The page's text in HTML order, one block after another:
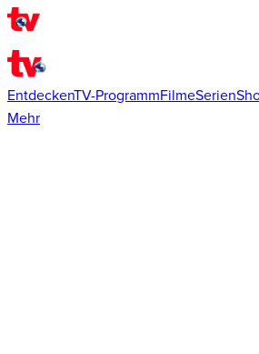
EntdeckenTV-ProgrammFilmeSerien
Mehr